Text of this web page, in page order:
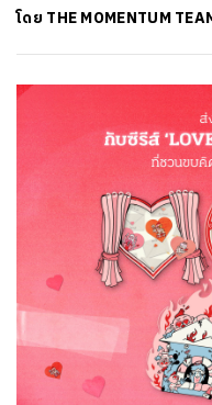
โดย THE MOMENTUM